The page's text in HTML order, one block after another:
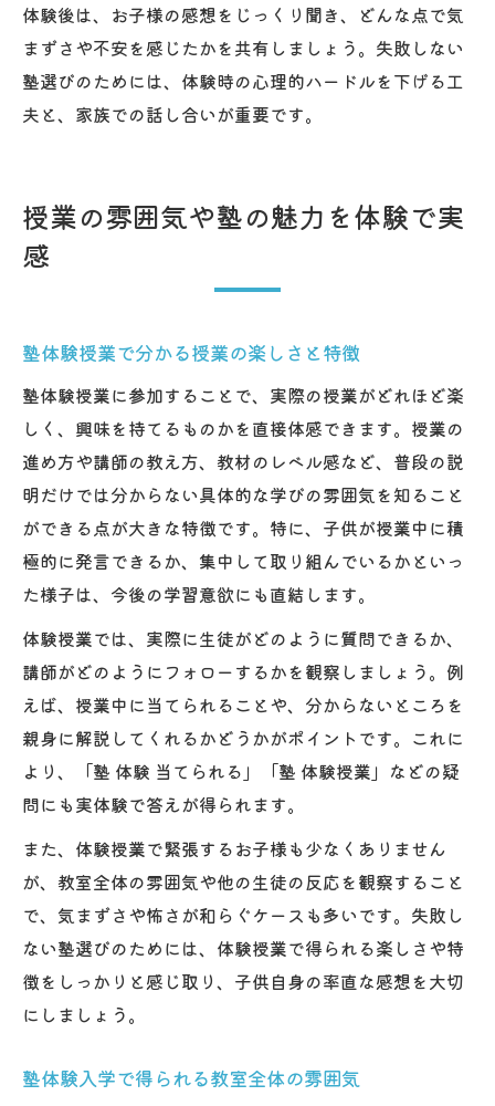
体験後は、お子様の感想をじっくり聞き、どんな点で気
まずさや不安を感じたかを共有しましょう。失敗しない
塾選びのためには、体験時の心理的ハードルを下げる工
夫と、家族での話し合いが重要です。
授業の雰囲気や塾の魅力を体験で実
感
塾体験授業で分かる授業の楽しさと特徴
塾体験授業に参加することで、実際の授業がどれほど楽
しく、興味を持てるものかを直接体感できます。授業の
進め方や講師の教え方、教材のレベル感など、普段の説
明だけでは分からない具体的な学びの雰囲気を知ること
ができる点が大きな特徴です。特に、子供が授業中に積
極的に発言できるか、集中して取り組んでいるかといっ
た様子は、今後の学習意欲にも直結します。
体験授業では、実際に生徒がどのように質問できるか、
講師がどのようにフォローするかを観察しましょう。例
えば、授業中に当てられることや、分からないところを
親身に解説してくれるかどうかがポイントです。これに
より、「塾 体験 当てられる」「塾 体験授業」などの疑
問にも実体験で答えが得られます。
また、体験授業で緊張するお子様も少なくありません
が、教室全体の雰囲気や他の生徒の反応を観察すること
で、気まずさや怖さが和らぐケースも多いです。失敗し
ない塾選びのためには、体験授業で得られる楽しさや特
徴をしっかりと感じ取り、子供自身の率直な感想を大切
にしましょう。
塾体験入学で得られる教室全体の雰囲気